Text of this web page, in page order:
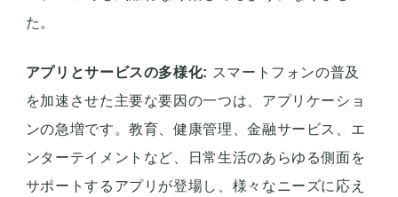
た。
アプリとサービスの多様化: スマートフォンの普及
を加速させた主要な要因の一つは、アプリケーショ
ンの急増です。教育、健康管理、金融サービス、エ
ンターテイメントなど、日常生活のあらゆる側面を
サポートするアプリが登場し、様々なニーズに応え